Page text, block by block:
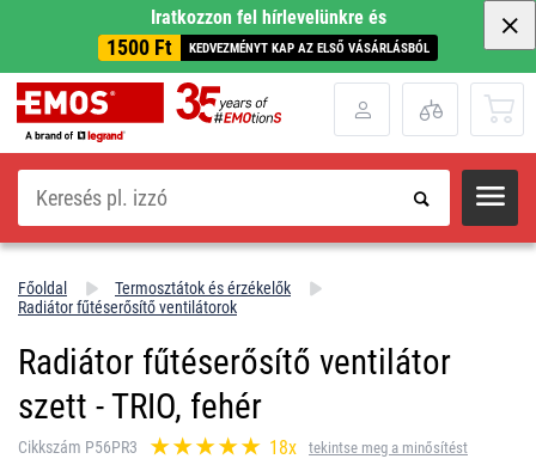
Iratkozzon fel hírlevelünkre és
1500 Ft KEDVEZMÉNYT KAP AZ ELSŐ VÁSÁRLÁSBÓL
Keresés
Főoldal
Termosztátok és érzékelők
Radiátor fűtéserősítő ventilátorok
Radiátor fűtéserősítő ventilátor
szett - TRIO, fehér
Cikkszám P56PR3 18x tekintse meg a minősítést